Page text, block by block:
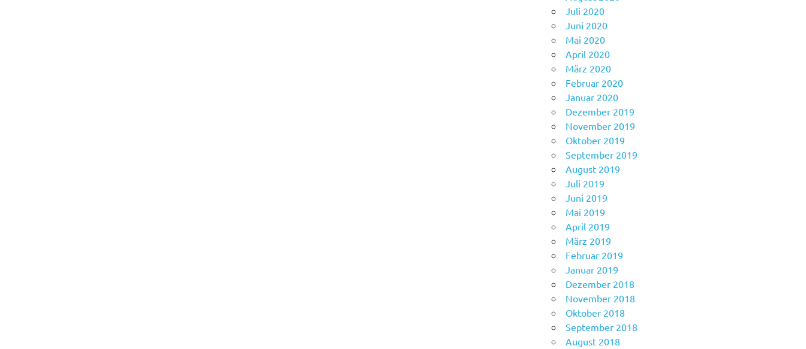
Juli 2020
Juni 2020
Mai 2020
April 2020
März 2020
Februar 2020
Januar 2020
Dezember 2019
November 2019
Oktober 2019
September 2019
August 2019
Juli 2019
Juni 2019
Mai 2019
April 2019
März 2019
Februar 2019
Januar 2019
Dezember 2018
November 2018
Oktober 2018
September 2018
August 2018